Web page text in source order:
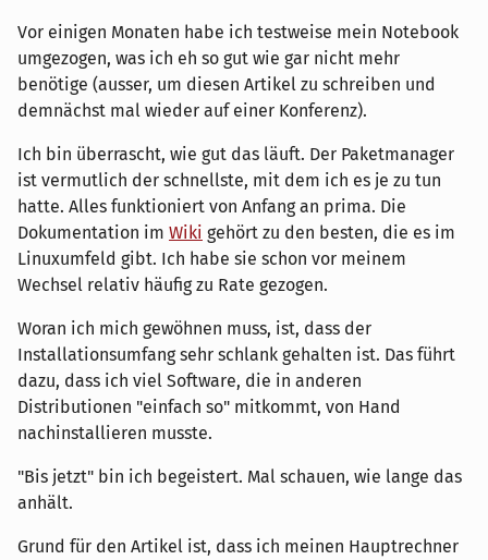
Vor einigen Monaten habe ich testweise mein Notebook
umgezogen, was ich eh so gut wie gar nicht mehr
benötige (ausser, um diesen Artikel zu schreiben und
demnächst mal wieder auf einer Konferenz).
Ich bin überrascht, wie gut das läuft. Der Paketmanager
ist vermutlich der schnellste, mit dem ich es je zu tun
hatte. Alles funktioniert von Anfang an prima. Die
Dokumentation im Wiki gehört zu den besten, die es im
Linuxumfeld gibt. Ich habe sie schon vor meinem
Wechsel relativ häufig zu Rate gezogen.
Woran ich mich gewöhnen muss, ist, dass der
Installationsumfang sehr schlank gehalten ist. Das führt
dazu, dass ich viel Software, die in anderen
Distributionen "einfach so" mitkommt, von Hand
nachinstallieren musste.
"Bis jetzt" bin ich begeistert. Mal schauen, wie lange das
anhält.
Grund für den Artikel ist, dass ich meinen Hauptrechner